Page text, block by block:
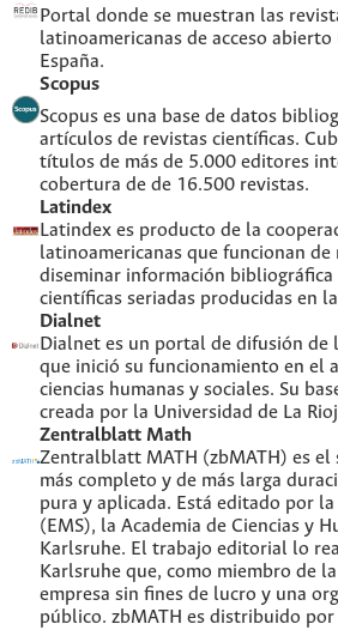
Portal donde se muestran las
latinoamericanas de acceso abierto
España.
Scopus
Scopus es una base de datos
artículos de revistas científicas.
títulos de más de 5.000 editores
cobertura de de 16.500 revistas.
Latindex
Latindex es producto de la
latinoamericanas que funcionan
diseminar información
científicas seriadas producidas en
Dialnet
Dialnet es un portal de difusión de
que inició su funcionamiento en el
ciencias humanas y sociales. Su
creada por la Universidad de La
Zentralblatt Math
Zentralblatt MATH (zbMATH) es el
más completo y de más larga
pura y aplicada. Está editado por
(EMS), la Academia de Ciencias y
Karlsruhe. El trabajo editorial lo
Karlsruhe que, como miembro de
empresa sin fines de lucro y una
público. zbMATH es distribuido